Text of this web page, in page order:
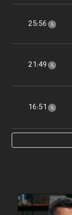
25:56
21:49
16:51